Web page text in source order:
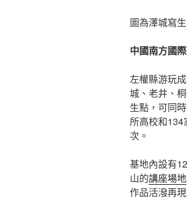
圖為澤城寫
中國南方國
左權縣游玩
城、老井、
生點，可同
所高校和
次。
基地內設有
山的講座場地
作品活潑再